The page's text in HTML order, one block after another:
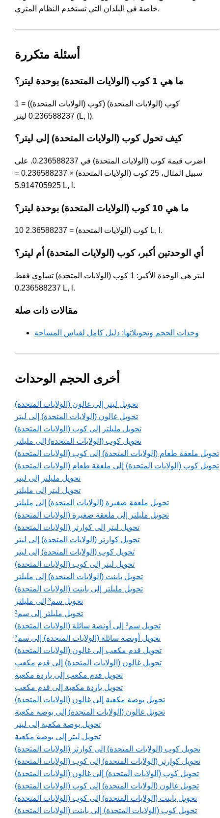
خاصة في البلدان التي تستخدم النظام المتري.
أسئلة متكررة
ما هي 1 كوب (الولايات المتحدة) بوحدة ليتر؟
1 كوب (الولايات المتحدة) (كوب (الولايات المتحدة)) =
0.236588237 ليتر (L, l).
كيف تحول كوب (الولايات المتحدة) إلى ليتر؟
اضرب قيمة كوب (الولايات المتحدة) في 0.236588237. على
سبيل المثال، 25 كوب (الولايات المتحدة) × 0.236588237 =
5.914705925 L, l.
ما هي 10 كوب (الولايات المتحدة) بوحدة ليتر؟
10 كوب (الولايات المتحدة) = 2.36588237 L, l.
أي الوحدتين أكبر، كوب (الولايات المتحدة) أم ليتر؟
ليتر هي الوحدة الأكبر: 1 كوب (الولايات المتحدة) تساوي فقط
0.236588237 L, l.
مقالات ذات صلة
وحدات الحجم وتحويلاتها: دليل كامل لقياس المساحة
أخرى الحجم الوحدات
تحويل ليتر إلى غالون (الولايات المتحدة)
تحويل غالون (الولايات المتحدة) إلى ليتر
تحويل مليلتر إلى كوب (الولايات المتحدة)
تحويل كوب (الولايات المتحدة) إلى مليلتر
تحويل ملعقة طعام (الولايات المتحدة) إلى كوب (الولايات المتحدة)
تحويل كوب (الولايات المتحدة) إلى ملعقة طعام (الولايات المتحدة)
تحويل مليلتر إلى ليتر
تحويل ليتر إلى مليلتر
تحويل ملعقة صغيرة (الولايات المتحدة) إلى مليلتر
تحويل مليلتر إلى ملعقة صغيرة (الولايات المتحدة)
تحويل ليتر إلى كوارتر (الولايات المتحدة)
تحويل كوارتر (الولايات المتحدة) إلى ليتر
تحويل كوب (الولايات المتحدة) إلى ليتر
تحويل ليتر إلى كوب (الولايات المتحدة)
تحويل باينت (الولايات المتحدة) إلى مليلتر
تحويل مليلتر إلى باينت (الولايات المتحدة)
تحويل سم³ إلى مليلتر
تحويل مليلتر إلى سم³
تحويل سم³ إلى أونصة سائلة (الولايات المتحدة)
تحويل أونصة سائلة (الولايات المتحدة) إلى سم³
تحويل قدم مكعب إلى غالون (الولايات المتحدة)
تحويل غالون (الولايات المتحدة) إلى قدم مكعب
تحويل قدم مكعب إلى ياردة مكعبة
تحويل ياردة مكعبة إلى قدم مكعب
تحويل بوصة مكعبة إلى غالون (الولايات المتحدة)
تحويل غالون (الولايات المتحدة) إلى بوصة مكعبة
تحويل بوصة مكعبة إلى ليتر
تحويل ليتر إلى بوصة مكعبة
تحويل كوب (الولايات المتحدة) إلى كوارتر (الولايات المتحدة)
تحويل كوارتر (الولايات المتحدة) إلى كوب (الولايات المتحدة)
تحويل كوب (الولايات المتحدة) إلى غالون (الولايات المتحدة)
تحويل غالون (الولايات المتحدة) إلى كوب (الولايات المتحدة)
تحويل باينت (الولايات المتحدة) إلى كوب (الولايات المتحدة)
تحويل كوب (الولايات المتحدة) إلى باينت (الولايات المتحدة)